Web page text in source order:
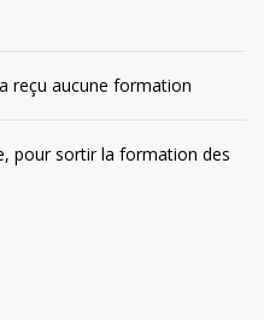
reçu aucune formation
pour sortir la formation des